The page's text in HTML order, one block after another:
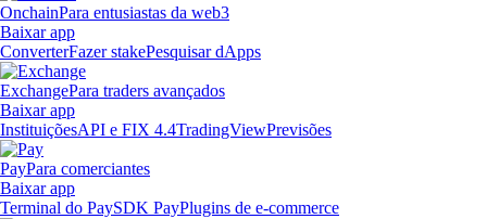
OnchainPara entusiastas da web3
Baixar app
ConverterFazer stakePesquisar dApps
ExchangePara traders avançados
Baixar app
InstituiçõesAPI e FIX 4.4TradingViewPrevisões
PayPara comerciantes
Baixar app
Terminal do PaySDK PayPlugins de e-commerce